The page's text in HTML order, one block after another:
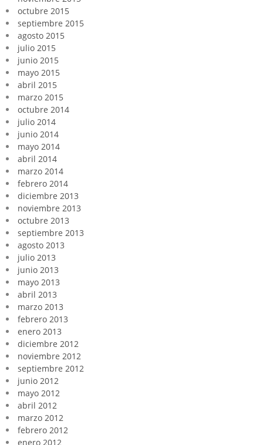
octubre 2015
septiembre 2015
agosto 2015
julio 2015
junio 2015
mayo 2015
abril 2015
marzo 2015
octubre 2014
julio 2014
junio 2014
mayo 2014
abril 2014
marzo 2014
febrero 2014
diciembre 2013
noviembre 2013
octubre 2013
septiembre 2013
agosto 2013
julio 2013
junio 2013
mayo 2013
abril 2013
marzo 2013
febrero 2013
enero 2013
diciembre 2012
noviembre 2012
septiembre 2012
junio 2012
mayo 2012
abril 2012
marzo 2012
febrero 2012
enero 2012